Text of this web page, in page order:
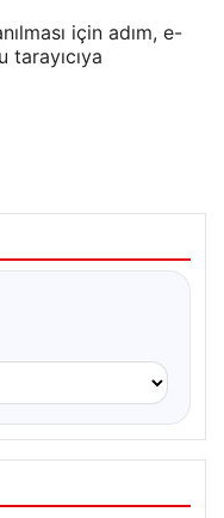
için adım, e-